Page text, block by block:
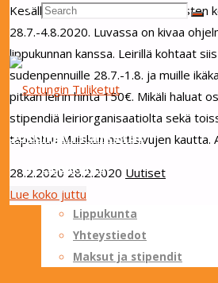
Search
Search
for:
Sotungin Tuliketut
Skip
to
content
Lippukunta
Lippukunta
Yhteystiedot
Maksut ja stipendit
Kesällä 2020 leireillään vantaalaisten
28.7.-4.8.2020. Luvassa on kivaa
lippukunnan kanssa. Leirillä kohtaat
sudenpennuille 28.7.-1.8. ja muille
pitkän leirin hinta 150€. Mikäli haluat
stipendiä leiriorganisaatiolta sekä
tapahtuu Muiskun nettisivujen
28.2.2020 28.2.2020 Uutiset
Lue koko juttu
Muisku’20"